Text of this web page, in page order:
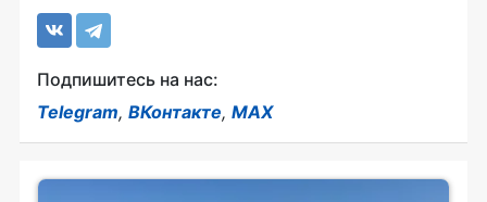
Подпишитесь на нас:
Telegram, ВКонтакте, MAX